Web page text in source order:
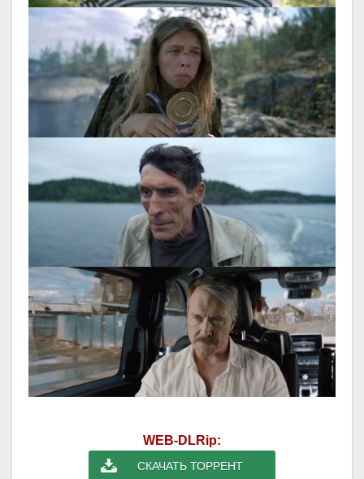
WEB-DLRip:
СКАЧАТЬ ТОРРЕНТ